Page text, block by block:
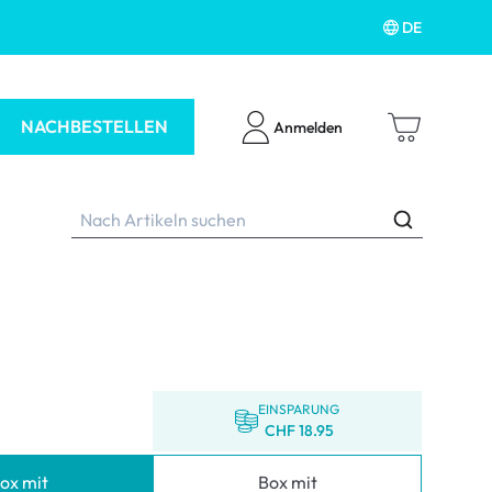
DE
NACHBESTELLEN Anmelden
mit
EINSPARUNG
CHF 18.95
Box mit